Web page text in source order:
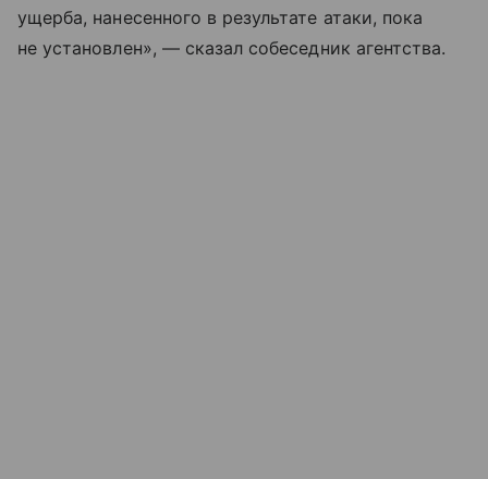
ущерба, нанесенного в результате атаки, пока
не установлен», — сказал собеседник агентства.